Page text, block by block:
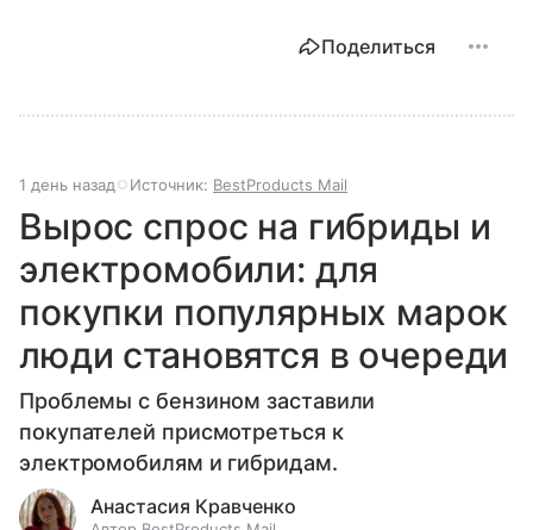
Поделиться
1 день назад Источник: BestProducts Mail
Вырос спрос на гибриды и
электромобили: для
покупки популярных марок
люди становятся в очереди
Проблемы с бензином заставили
покупателей присмотреться к
электромобилям и гибридам.
Анастасия Кравченко